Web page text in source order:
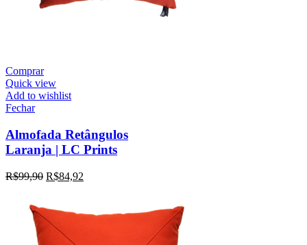
Comprar
Quick view
Add to wishlist
Fechar
Almofada Retângulos
Laranja | LC Prints
R$99,90 R$84,92